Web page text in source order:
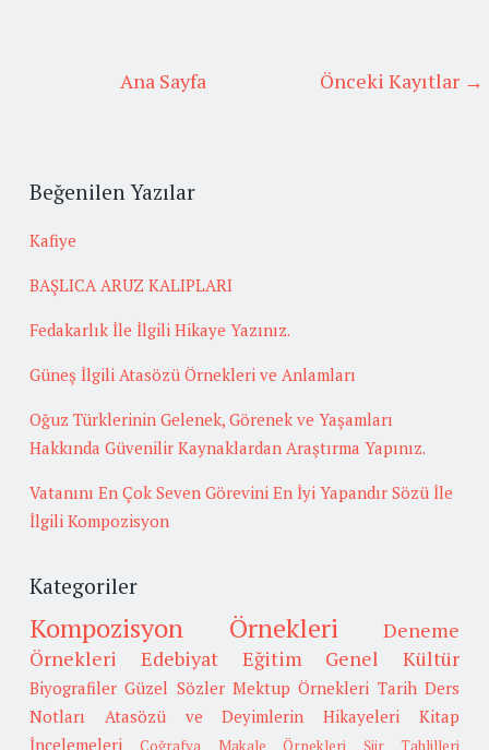
Önceki Kayıtlar →
Ana Sayfa
Beğenilen Yazılar
Kafiye
BAŞLICA ARUZ KALIPLARI
Fedakarlık İle İlgili Hikaye Yazınız.
Güneş İlgili Atasözü Örnekleri ve Anlamları
Oğuz Türklerinin Gelenek, Görenek ve Yaşamları
Hakkında Güvenilir Kaynaklardan Araştırma Yapınız.
Vatanını En Çok Seven Görevini En İyi Yapandır Sözü İle
İlgili Kompozisyon
Kategoriler
Kompozisyon Örnekleri
Deneme
Örnekleri
Edebiyat Eğitim Genel Kültür
Biyografiler Güzel Sözler Mektup Örnekleri Tarih Ders
Notları
Atasözü ve Deyimlerin Hikayeleri
Kitap
İncelemeleri
Coğrafya Makale Örnekleri Şiir Tahlilleri